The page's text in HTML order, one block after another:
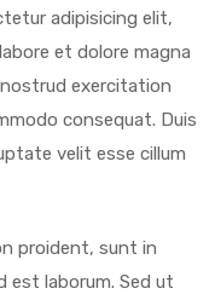
adipisicing elit,
et dolore magna
exercitation
consequat. Duis
velit esse cillum
proident, sunt in
est laborum. Sed ut